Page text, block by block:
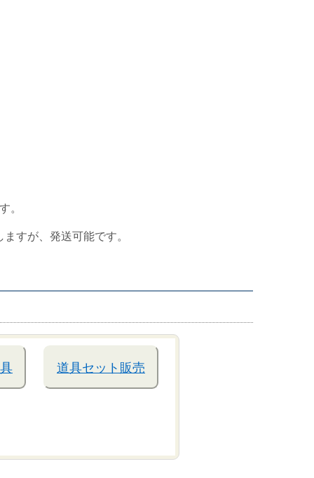
。
すが、発送可能です。
道具セット販売